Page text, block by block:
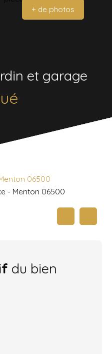
+ de photos
et garage
06500
- Menton 06500
du bien